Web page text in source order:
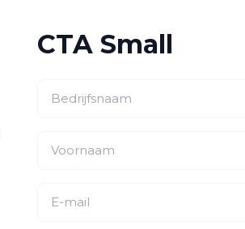
CTA Small